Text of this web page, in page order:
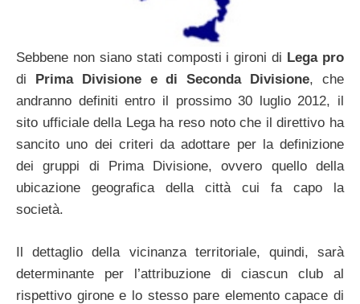
Sebbene non siano stati composti i gironi di Lega pro
di
Prima Divisione e di Seconda Divisione, che
andranno definiti entro il prossimo 30 luglio 2012, il
sito ufficiale della Lega ha reso noto che il direttivo ha
sancito uno dei criteri da adottare per la definizione
dei gruppi di Prima Divisione, ovvero quello della
ubicazione geografica della città cui fa capo la
società.
Il dettaglio della vicinanza territoriale, quindi, sarà
determinante per l’attribuzione di ciascun club al
rispettivo girone e lo stesso pare elemento capace di